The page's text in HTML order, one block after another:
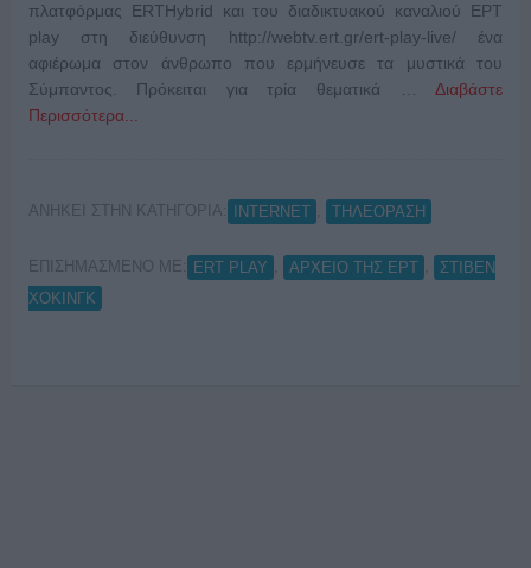
πλατφόρμας ERTHybrid και του διαδικτυακού καναλιού ΕΡΤ
play στη διεύθυνση http://webtv.ert.gr/ert-play-live/ ένα
αφιέρωμα στον άνθρωπο που ερμήνευσε τα μυστικά του
Σύμπαντος. Πρόκειται για τρία θεματικά …Διαβάστε
Περισσότερα...
ΑΝΗΚΕΙ ΣΤΗΝ ΚΑΤΗΓΟΡΙΑ: INTERNET ΤΗΛΕΟΡΑΣΗ
ΕΠΙΣΗΜΑΣΜΕΝΟ ΜΕ: ERT PLAY ΑΡΧΕΙΟ ΤΗΣ ΕΡΤ
ΣΤΙΒΕΝ
ΧΟΚΙΝΓΚ